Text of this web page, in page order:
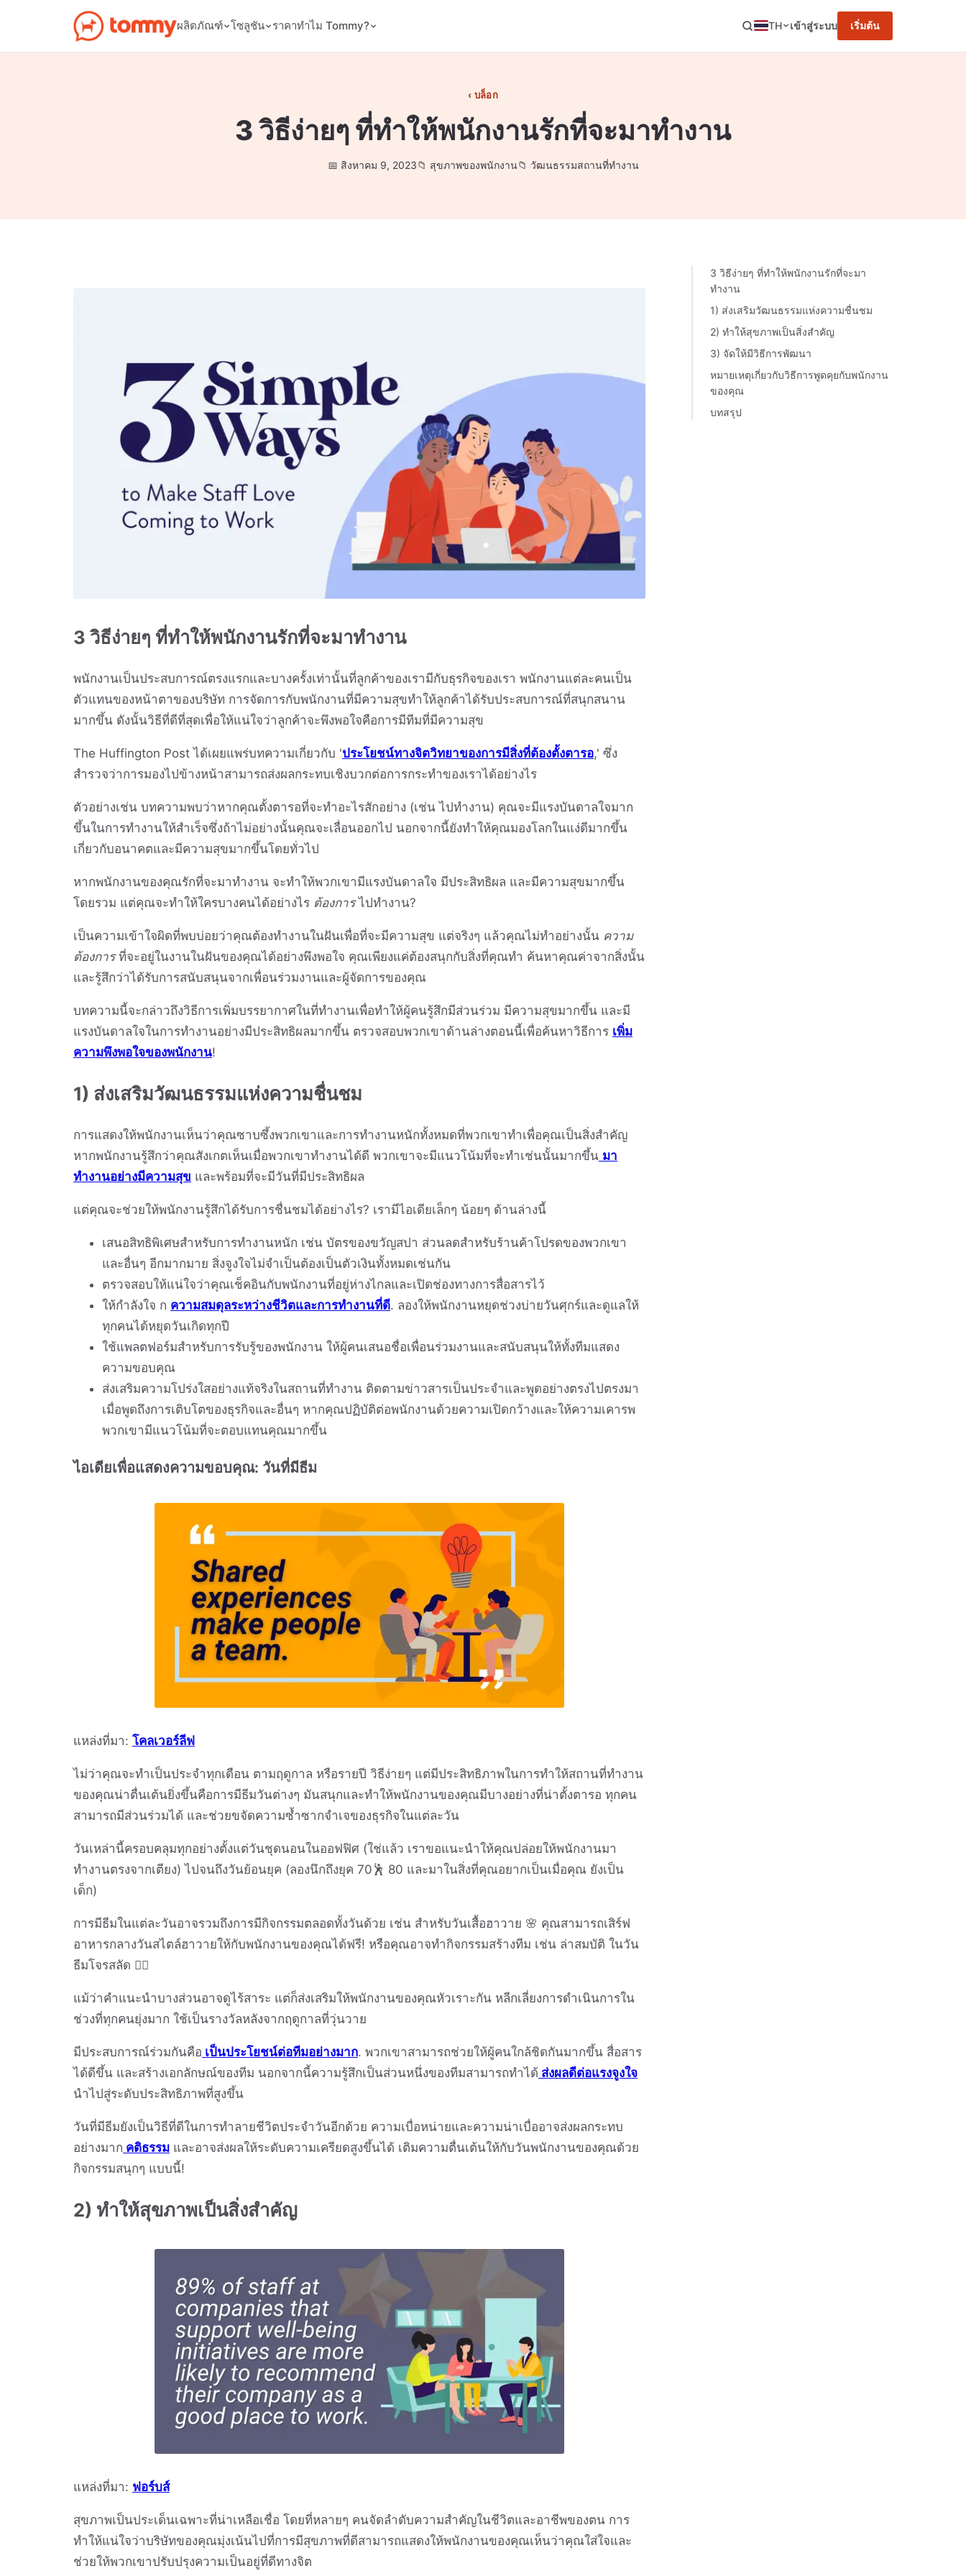
ผลิตภัณฑ์ โซลูชัน ราคาทำไม Tommy? TH เข้าสู่ระบบ เริ่มต้น
บล็อก
3 วิธีง่ายๆ ที่ทำให้พนักงานรักที่จะมาทำงาน
สิงหาคม 9, 2023 สุขภาพของพนักงาน วัฒนธรรมสถานที่ทำงาน
3 วิธีง่ายๆ ที่ทำให้พนักงานรักที่จะมาทำงาน
พนักงานเป็นประสบการณ์ตรงแรกและบางครั้งเท่านั้นที่ลูกค้าของเรามีกับธุรกิจของเรา พนักงานแต่ละคนเป็น
ตัวแทนของหน้าตาของบริษัท การจัดการกับพนักงานที่มีความสุขทำให้ลูกค้าได้รับประสบการณ์ที่สนุกสนาน
มากขึ้น ดังนั้นวิธีที่ดีที่สุดเพื่อให้แน่ใจว่าลูกค้าจะพึงพอใจคือการมีทีมที่มีความสุข
The Huffington Post ได้เผยแพร่บทความเกี่ยวกับ 'ประโยชน์ทางจิตวิทยาของการมีสิ่งที่ต้องตั้งตารอ,' ซึ่ง
สำรวจว่าการมองไปข้างหน้าสามารถส่งผลกระทบเชิงบวกต่อการกระทำของเราได้อย่างไร
ตัวอย่างเช่น บทความพบว่าหากคุณตั้งตารอที่จะทำอะไรสักอย่าง (เช่น ไปทำงาน) คุณจะมีแรงบันดาลใจมาก
ขึ้นในการทำงานให้สำเร็จซึ่งถ้าไม่อย่างนั้นคุณจะเลื่อนออกไป นอกจากนี้ยังทำให้คุณมองโลกในแง่ดีมากขึ้น
เกี่ยวกับอนาคตและมีความสุขมากขึ้นโดยทั่วไป
หากพนักงานของคุณรักที่จะมาทำงาน จะทำให้พวกเขามีแรงบันดาลใจ มีประสิทธิผล และมีความสุขมากขึ้น
โดยรวม แต่คุณจะทำให้ใครบางคนได้อย่างไร ต้องการไปทำงาน?
เป็นความเข้าใจผิดที่พบบ่อยว่าคุณต้องทำงานในฝันเพื่อที่จะมีความสุข แต่จริงๆ แล้วคุณไม่ทำอย่างนั้น ความ
ต้องการที่จะอยู่ในงานในฝันของคุณได้อย่างพึงพอใจ คุณเพียงแค่ต้องสนุกกับสิ่งที่คุณทำ ค้นหาคุณค่าจากสิ่งนั้น
และรู้สึกว่าได้รับการสนับสนุนจากเพื่อนร่วมงานและผู้จัดการของคุณ
บทความนี้จะกล่าวถึงวิธีการเพิ่มบรรยากาศในที่ทำงานเพื่อทำให้ผู้คนรู้สึกมีส่วนร่วม มีความสุขมากขึ้น และมี
แรงบันดาลใจในการทำงานอย่างมีประสิทธิผลมากขึ้น ตรวจสอบพวกเขาด้านล่างตอนนี้เพื่อค้นหาวิธีการ เพิ่ม
ความพึงพอใจของพนักงาน!
1) ส่งเสริมวัฒนธรรมแห่งความชื่นชม
การแสดงให้พนักงานเห็นว่าคุณซาบซึ้งพวกเขาและการทำงานหนักทั้งหมดที่พวกเขาทำเพื่อคุณเป็นสิ่งสำคัญ
หากพนักงานรู้สึกว่าคุณสังเกตเห็นเมื่อพวกเขาทำงานได้ดี พวกเขาจะมีแนวโน้มที่จะทำเช่นนั้นมากขึ้น มา
ทำงานอย่างมีความสุข และพร้อมที่จะมีวันที่มีประสิทธิผล
แต่คุณจะช่วยให้พนักงานรู้สึกได้รับการชื่นชมได้อย่างไร? เรามีไอเดียเล็กๆ น้อยๆ ด้านล่างนี้
เสนอสิทธิพิเศษสำหรับการทำงานหนัก เช่น บัตรของขวัญสปา ส่วนลดสำหรับร้านค้าโปรดของพวกเขา
และอื่นๆ อีกมากมาย สิ่งจูงใจไม่จำเป็นต้องเป็นตัวเงินทั้งหมดเช่นกัน
ตรวจสอบให้แน่ใจว่าคุณเช็คอินกับพนักงานที่อยู่ห่างไกลและเปิดช่องทางการสื่อสารไว้
ให้กำลังใจ ก ความสมดุลระหว่างชีวิตและการทำงานที่ดี. ลองให้พนักงานหยุดช่วงบ่ายวันศุกร์และดูแลให้
ทุกคนได้หยุดวันเกิดทุกปี
ใช้แพลตฟอร์มสำหรับการรับรู้ของพนักงาน ให้ผู้คนเสนอชื่อเพื่อนร่วมงานและสนับสนุนให้ทั้งทีมแสดง
ความขอบคุณ
ส่งเสริมความโปร่งใสอย่างแท้จริงในสถานที่ทำงาน ติดตามข่าวสารเป็นประจำและพูดอย่างตรงไปตรงมา
เมื่อพูดถึงการเติบโตของธุรกิจและอื่นๆ หากคุณปฏิบัติต่อพนักงานด้วยความเปิดกว้างและให้ความเคารพ
พวกเขามีแนวโน้มที่จะตอบแทนคุณมากขึ้น
ไอเดียเพื่อแสดงความขอบคุณ: วันที่มีธีม
แหล่งที่มา: โคลเวอร์ลีฟ
ไม่ว่าคุณจะทำเป็นประจำทุกเดือน ตามฤดูกาล หรือรายปี วิธีง่ายๆ แต่มีประสิทธิภาพในการทำให้สถานที่ทำงาน
ของคุณน่าตื่นเต้นยิ่งขึ้นคือการมีธีมวันต่างๆ มันสนุกและทำให้พนักงานของคุณมีบางอย่างที่น่าตั้งตารอ ทุกคน
สามารถมีส่วนร่วมได้ และช่วยขจัดความซ้ำซากจำเจของธุรกิจในแต่ละวัน
วันเหล่านี้ครอบคลุมทุกอย่างตั้งแต่วันชุดนอนในออฟฟิศ (ใช่แล้ว เราขอแนะนำให้คุณปล่อยให้พนักงานมา
ทำงานตรงจากเตียง) ไปจนถึงวันย้อนยุค (ลองนึกถึงยุค 70🕺 80 และมาในสิ่งที่คุณอยากเป็นเมื่อคุณ ยังเป็น
เด็ก)
การมีธีมในแต่ละวันอาจรวมถึงการมีกิจกรรมตลอดทั้งวันด้วย เช่น สำหรับวันเสื้อฮาวาย 🌸 คุณสามารถเสิร์ฟ
อาหารกลางวันสไตล์ฮาวายให้กับพนักงานของคุณได้ฟรี! หรือคุณอาจทำกิจกรรมสร้างทีม เช่น ล่าสมบัติ ในวัน
ธีมโจรสลัด 🏴‍☠️
แม้ว่าคำแนะนำบางส่วนอาจดูไร้สาระ แต่ก็ส่งเสริมให้พนักงานของคุณหัวเราะกัน หลีกเลี่ยงการดำเนินการใน
ช่วงที่ทุกคนยุ่งมาก ใช้เป็นรางวัลหลังจากฤดูกาลที่วุ่นวาย
มีประสบการณ์ร่วมกันคือ เป็นประโยชน์ต่อทีมอย่างมาก. พวกเขาสามารถช่วยให้ผู้คนใกล้ชิดกันมากขึ้น สื่อสาร
ได้ดีขึ้น และสร้างเอกลักษณ์ของทีม นอกจากนี้ความรู้สึกเป็นส่วนหนึ่งของทีมสามารถทำได้ ส่งผลดีต่อแรงจูงใจ
นำไปสู่ระดับประสิทธิภาพที่สูงขึ้น
วันที่มีธีมยังเป็นวิธีที่ดีในการทำลายชีวิตประจำวันอีกด้วย ความเบื่อหน่ายและความน่าเบื่ออาจส่งผลกระทบ
อย่างมาก คติธรรม และอาจส่งผลให้ระดับความเครียดสูงขึ้นได้ เติมความตื่นเต้นให้กับวันพนักงานของคุณด้วย
กิจกรรมสนุกๆ แบบนี้!
2) ทำให้สุขภาพเป็นสิ่งสำคัญ
แหล่งที่มา: ฟอร์บส์
สุขภาพเป็นประเด็นเฉพาะที่น่าเหลือเชื่อ โดยที่หลายๆ คนจัดลำดับความสำคัญในชีวิตและอาชีพของตน การ
ทำให้แน่ใจว่าบริษัทของคุณมุ่งเน้นไปที่การมีสุขภาพที่ดีสามารถแสดงให้พนักงานของคุณเห็นว่าคุณใส่ใจและ
ช่วยให้พวกเขาปรับปรุงความเป็นอยู่ที่ดีทางจิต
3 วิธีง่ายๆ ที่ทำให้พนักงานรักที่จะมา
ทำงาน
1) ส่งเสริมวัฒนธรรมแห่งความชื่นชม
2) ทำให้สุขภาพเป็นสิ่งสำคัญ
3) จัดให้มีวิธีการพัฒนา
หมายเหตุเกี่ยวกับวิธีการพูดคุยกับพนักงาน
ของคุณ
บทสรุป